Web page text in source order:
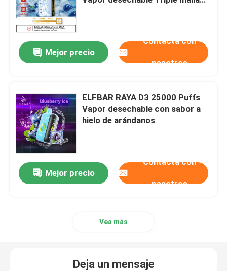
Vaporizador MOTI
Vape GEEKBAR
Uwell Vape
Vaporizador PEAKBAR
Vapores de humo
Mejor precio
Contacta con
nosotros
ELFBAR RAYA D3 25000 Puffs
Vapor desechable con sabor a
hielo de arándanos
Mejor precio
Contacta con
nosotros
Vea más
Deja un mensaje